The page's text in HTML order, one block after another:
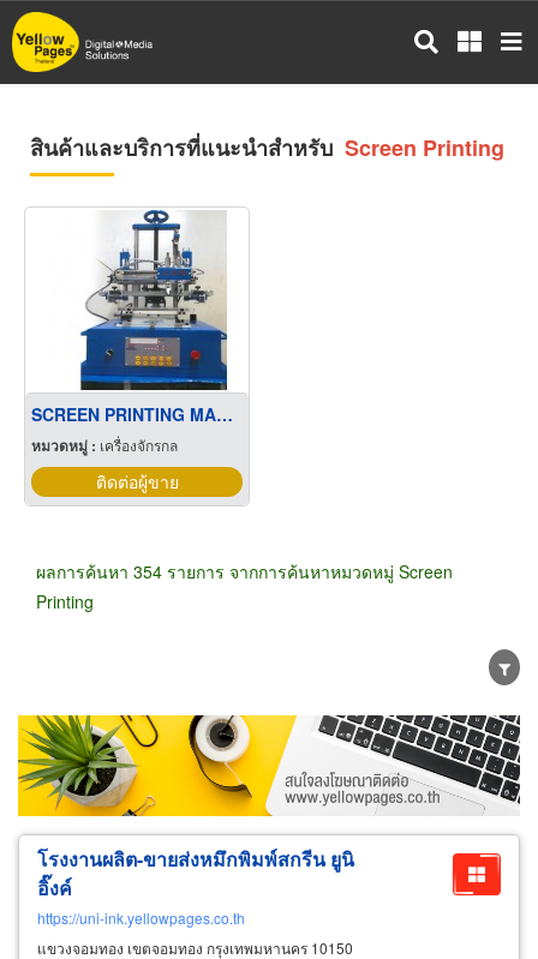
ข้าม
ไป
สินค้าและบริการที่แนะนำสำหรับ Screen Printing
SCREEN PRINTING MACHINE
หมวดหมู่ : เครื่องจักรกล
ติดต่อผู้ขาย
ผลการค้นหา 354 รายการ จากการค้นหาหมวดหมู่ Screen
Printing
ขายส่ง ขายปลีก ผู้ผลิต
ตัวแทนจัดจำหน่าย
ผู้ส่งออก/นำเข้า
ธุรกิจบริการ
โรงงานผลิต-ขายส่งหมึกพิมพ์สกรีน ยูนิ
อิ๊งค์
https://uni-ink.yellowpages.co.th
แขวงจอมทอง เขตจอมทอง กรุงเทพมหานคร 10150